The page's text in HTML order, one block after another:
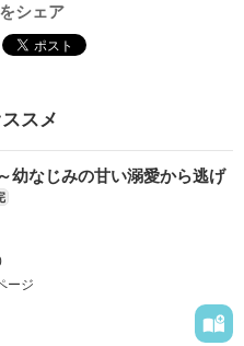
シェア
スメ
幼なじみの甘い溺愛から逃げ
ージ